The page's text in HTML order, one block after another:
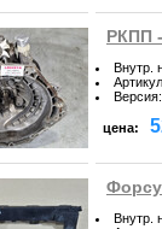
РКПП
Внутр.
Артикул
Версия:
цена:
Внутр.